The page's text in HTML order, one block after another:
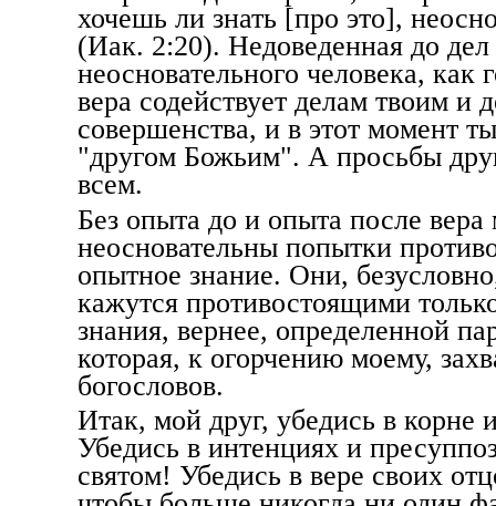
хочешь ли знать [про это],
(Иак. 2:20). Недоведенная до дел
неосновательного человека, как
вера содействует делам твоим и
совершенства, и в этот момент
"другом Божьим". А просьбы
всем.
Без опыта до и опыта после
неосновательны попытки
опытное знание. Они,
кажутся противостоящими
знания, вернее, определенной
которая, к огорчению моему,
богословов.
Итак, мой друг, убедись в корне
Убедись в интенциях и
святом! Убедись в вере своих